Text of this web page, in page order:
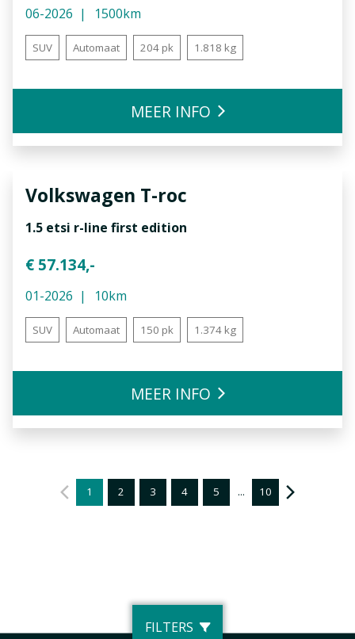
FILTERS
06-2026 1500km
SUV Automaat 204 pk 1.818 kg
MEER INFO
Volkswagen T-roc
1.5 etsi r-line first edition
€ 57.134,-
01-2026 10km
SUV Automaat 150 pk 1.374 kg
MEER INFO
1 2 3 4 5 ... 10